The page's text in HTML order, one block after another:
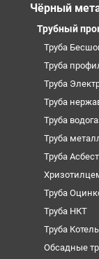
Чёрный
Трубный
Труба
Труба
Труба
Труба
Труба
Труба
Труба
Труба
Труба НКТ
Труба
Обсадные